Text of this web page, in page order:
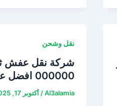
نقل وشحن
شركة نقل عفش
000000 افضل عمالة فلبينية مدربة
Al3alamia
/ أكتوبر 17, 2025